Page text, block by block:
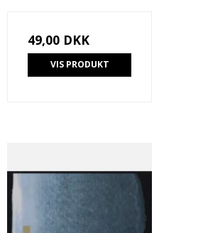
49,00 DKK
VIS PRODUKT